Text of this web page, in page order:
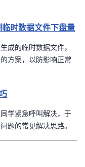
时数据文件下盘量
成的临时数据文件，
方案，以防影响正常
学紧急呼叫解决，于
题的常见解决思路。